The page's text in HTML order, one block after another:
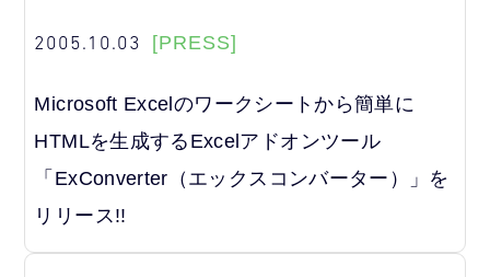
2005.10.03 [PRESS]
Microsoft Excelのワークシートから簡単に
HTMLを生成するExcelアドオンツール
「ExConverter（エックスコンバーター）」を
リリース!!